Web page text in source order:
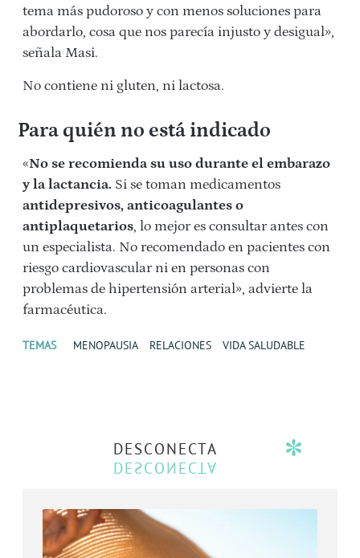
tema más pudoroso y con menos soluciones para
abordarlo, cosa que nos parecía injusto y desigual»,
señala Masi.
No contiene ni gluten, ni lactosa.
Para quién no está indicado
«No se recomienda su uso durante el embarazo
y la lactancia. Si se toman medicamentos
antidepresivos, anticoagulantes o
antiplaquetarios, lo mejor es consultar antes con
un especialista. No recomendado en pacientes con
riesgo cardiovascular ni en personas con
problemas de hipertensión arterial», advierte la
farmacéutica.
TEMAS MENOPAUSIA RELACIONES VIDA SALUDABLE
DESCONECTA